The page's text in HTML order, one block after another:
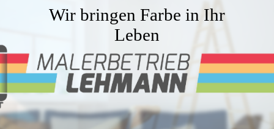
Wir bringen Farbe in Ihr
Leben